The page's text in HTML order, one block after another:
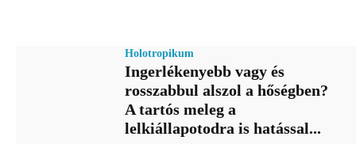
Holotropikum
Ingerlékenyebb vagy és
rosszabbul alszol a hőségben?
A tartós meleg a
lelkiállapotodra is hatással...